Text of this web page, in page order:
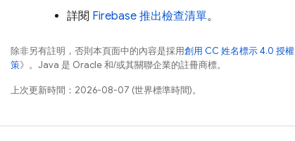
詳閱 Firebase 推出檢查清單。
除非另有註明，否則本頁面中的內容是採用創用 CC 姓名標示 4.0 授權
策》。Java 是 Oracle 和/或其關聯企業的註冊商標。
上次更新時間：2026-08-07 (世界標準時間)。